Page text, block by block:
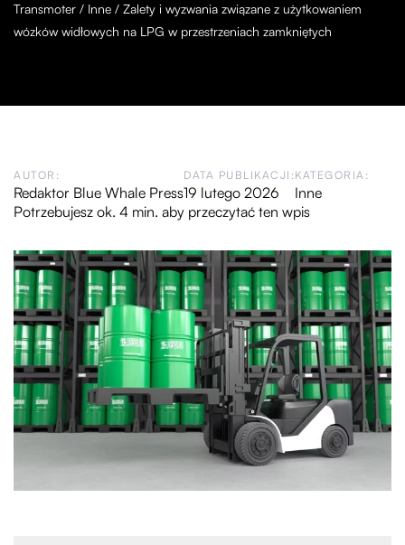
Transmoter / Inne / Zalety i wyzwania związane z użytkowaniem
wózków widłowych na LPG w przestrzeniach zamkniętych
AUTOR:
Redaktor Blue Whale Press
DATA PUBLIKACJI:
19 lutego 2026
KATEGORIA:
Inne
Potrzebujesz ok. 4 min. aby przeczytać ten wpis